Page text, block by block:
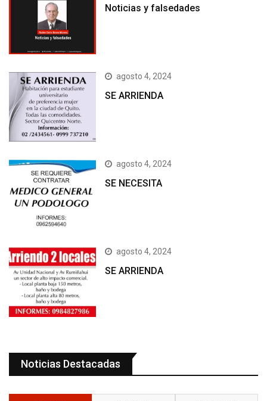
Noticias y falsedades
agosto 4, 2024
SE ARRIENDA
agosto 4, 2024
SE NECESITA
agosto 4, 2024
SE ARRIENDA
Noticias Destacadas